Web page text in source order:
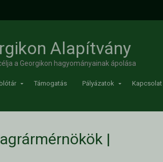
Alapítvány
a Georgikon hagyományainak ápolása
Támogatás Pályázatok Kapcsolat
|